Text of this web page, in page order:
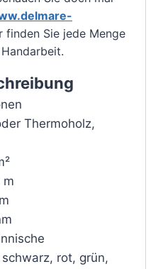
finden Sie jede Menge
Thermoholz,
m
rot, grün,